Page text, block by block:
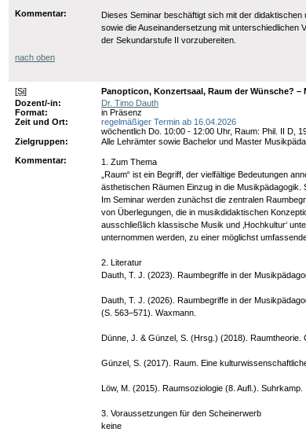
Kommentar:
Dieses Seminar beschäftigt sich mit der
sowie die Auseinandersetzung mit unterschiedlichen
der Sekundarstufe II vorzubereiten.
nach oben
[Si]
Panopticon, Konzertsaal, Raum der Wünsche?
Dozent/-in:
Dr. Timo Dauth
Format:
in Präsenz
Zeit und Ort:
regelmäßiger Termin ab 16.04.2026
wöchentlich Do. 10:00 - 12:00 Uhr, Raum: Phil. II D,
Zielgruppen:
Alle Lehrämter sowie Bachelor und Master
Kommentar:
1. Zum Thema
„Raum“ ist ein Begriff, der vielfältige Bedeutungen
ästhetischen Räumen Einzug in die
Im Seminar werden zunächst die zentralen
von Überlegungen, die in musikdidaktischen
ausschließlich klassische Musik und ‚Hochkultur‘
unternommen werden, zu einer möglichst
2. Literatur
Dauth, T. J. (2023). Raumbegriffe in der
Dauth, T. J. (2026). Raumbegriffe in der
(S. 563–571). Waxmann.
Dünne, J. & Günzel, S. (Hrsg.) (2018). Raumtheorie.
Günzel, S. (2017). Raum. Eine
Löw, M. (2015). Raumsoziologie (8. Aufl.). Suhrkamp.
3. Voraussetzungen für den Scheinerwerb
keine